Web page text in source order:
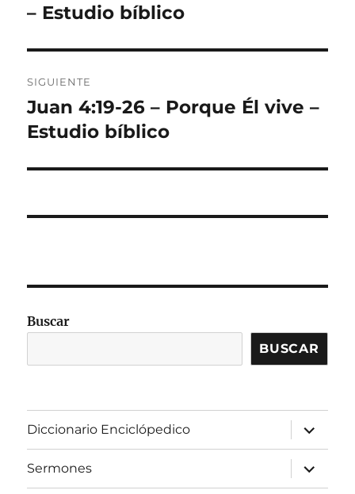
entradas
anterior:
– Estudio bíblico
SIGUIENTE
Entrada
siguiente:
Juan 4:19-26 – Porque Él vive –
Estudio bíblico
Buscar
BUSCAR
Diccionario Enciclópedico
expandir
el
menú
inferior
Sermones
expandir
el
menú